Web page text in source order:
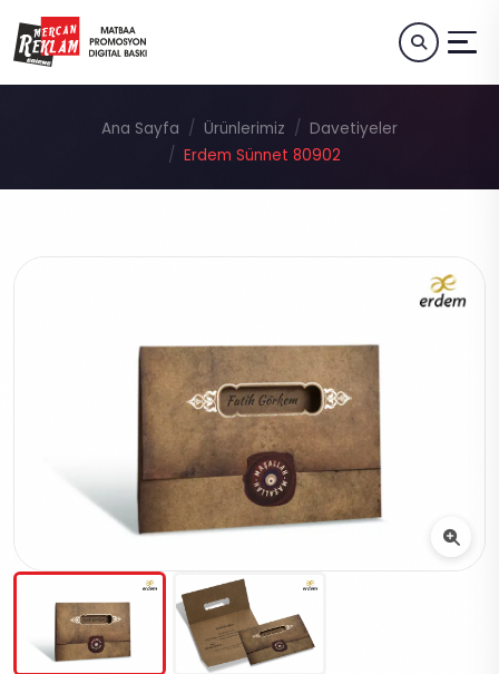
Ana Sayfa Ürünlerimiz
Davetiyeler
Erdem Sünnet 80902